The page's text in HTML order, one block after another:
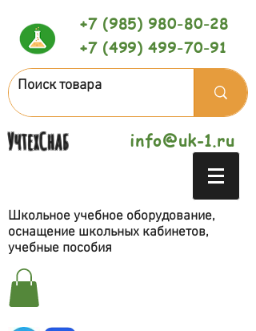
+7 (985) 980-80-28
+7 (499) 499-70-91
УчтехСнаб info@uk-1.ru
Школьное учебное оборудование,
оснащение школьных кабинетов,
учебные пособия